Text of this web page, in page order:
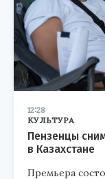
12:28
КУЛЬТУРА
Пензенцы
в Казахстане
Премьера